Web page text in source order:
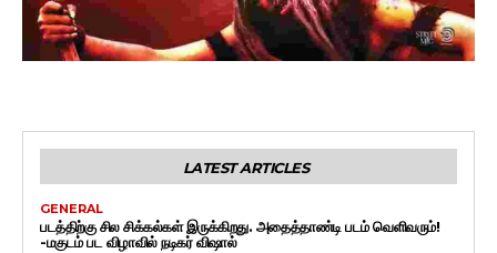
LATEST ARTICLES
GENERAL
படத்திற்கு சில சிக்கல்கள் இருக்கிறது. அதைத்தாண்டி படம் வெளிவரும்!
-மகுடம் பட விழாவில் நடிகர் விஷால்